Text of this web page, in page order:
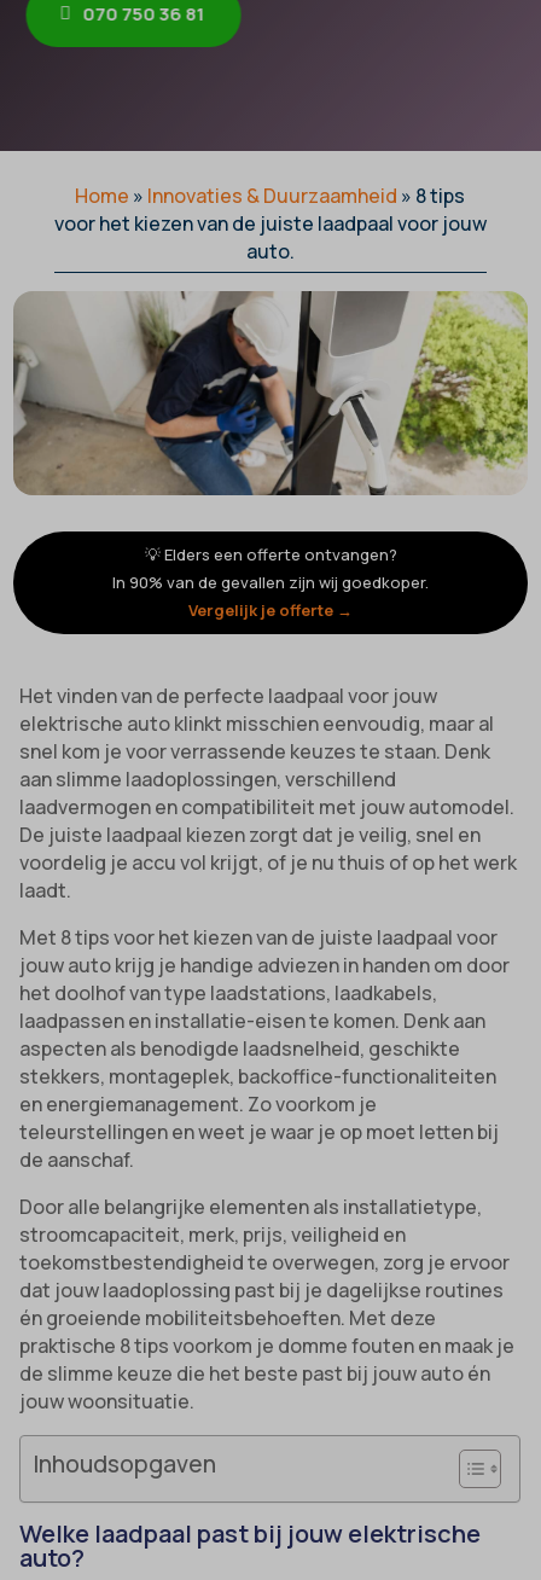
070 750 36 81
Home » Innovaties & Duurzaamheid » 8 tips
voor het kiezen van de juiste laadpaal voor jouw
auto.
💡 Elders een offerte ontvangen?
In 90% van de gevallen zijn wij goedkoper.
Vergelijk je offerte →
Het vinden van de perfecte laadpaal voor jouw
elektrische auto klinkt misschien eenvoudig, maar al
snel kom je voor verrassende keuzes te staan. Denk
aan slimme laadoplossingen, verschillend
laadvermogen en compatibiliteit met jouw automodel.
De juiste laadpaal kiezen zorgt dat je veilig, snel en
voordelig je accu vol krijgt, of je nu thuis of op het werk
laadt.
Met 8 tips voor het kiezen van de juiste laadpaal voor
jouw auto krijg je handige adviezen in handen om door
het doolhof van type laadstations, laadkabels,
laadpassen en installatie-eisen te komen. Denk aan
aspecten als benodigde laadsnelheid, geschikte
stekkers, montageplek, backoffice-functionaliteiten
en energiemanagement. Zo voorkom je
teleurstellingen en weet je waar je op moet letten bij
de aanschaf.
Door alle belangrijke elementen als installatietype,
stroomcapaciteit, merk, prijs, veiligheid en
toekomstbestendigheid te overwegen, zorg je ervoor
dat jouw laadoplossing past bij je dagelijkse routines
én groeiende mobiliteitsbehoeften. Met deze
praktische 8 tips voorkom je domme fouten en maak je
de slimme keuze die het beste past bij jouw auto én
jouw woonsituatie.
Inhoudsopgaven
Welke laadpaal past bij jouw elektrische
auto?